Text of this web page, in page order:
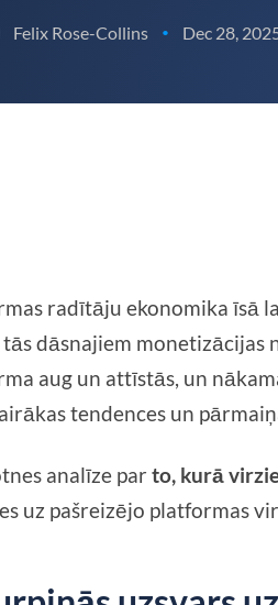
Felix Rose-Collins • Dec 28,
radītāju ekonomika īsā
dāsnajiem
aug un attīstās, un
tendences un
analīze parto, kurā
uz pašreizējo platformas